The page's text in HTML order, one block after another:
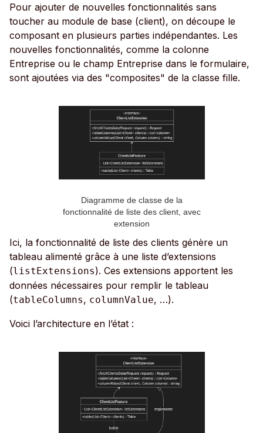
Pour ajouter de nouvelles fonctionnalités sans
toucher au module de base (client), on découpe le
composant en plusieurs parties indépendantes. Les
nouvelles fonctionnalités, comme la colonne
Entreprise ou le champ Entreprise dans le formulaire,
sont ajoutées via des "composites" de la classe fille.
Diagramme de classe de la
fonctionnalité de liste des client, avec
extension
Ici, la fonctionnalité de liste des clients génère un
tableau alimenté grâce à une liste d’extensions
(listExtensions). Ces extensions apportent les
données nécessaires pour remplir le tableau
(tableColumns, columnValue, …).
Voici l’architecture en l’état :